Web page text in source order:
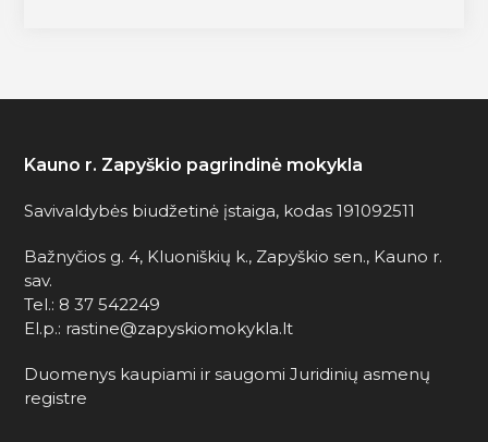
Kauno r. Zapyškio pagrindinė mokykla
Savivaldybės biudžetinė įstaiga, kodas 191092511
Bažnyčios g. 4, Kluoniškių k., Zapyškio sen., Kauno r.
sav.
Tel.: 8 37 542249
El.p.: rastine@zapyskiomokykla.lt
Duomenys kaupiami ir saugomi Juridinių asmenų
registre